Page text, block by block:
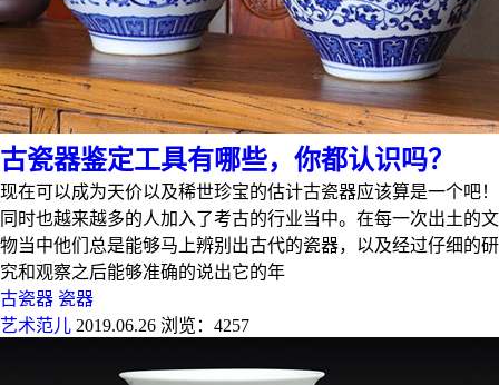
古瓷器鉴定工具有哪些，你都认识吗？
现在可以成为天价以及稀世珍宝的估计古瓷器应该算是一个吧！
同时也越来越多的人加入了考古的行业当中。在每一次出土的文
物当中他们总是能够马上辨别出古代的瓷器，以及经过仔细的研
究和观察之后能够准确的说出它的年
古瓷器 瓷器
艺术范儿 2019.06.26 浏览：4257